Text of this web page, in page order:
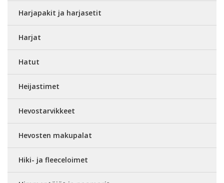
Harjapakit ja harjasetit
Harjat
Hatut
Heijastimet
Hevostarvikkeet
Hevosten makupalat
Hiki- ja fleeceloimet